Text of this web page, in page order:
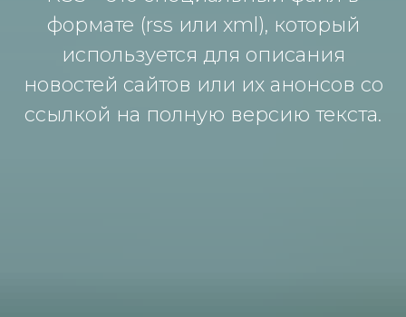
формате (rss или xml), который
используется для описания
новостей сайтов или их анонсов со
ссылкой на полную версию текста.